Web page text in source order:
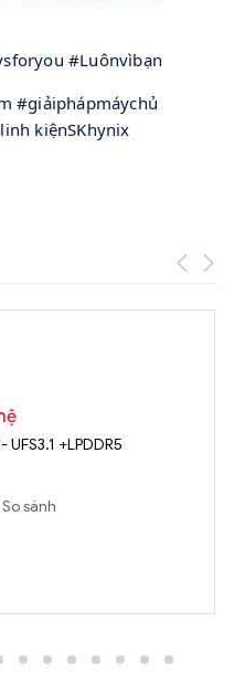
#Luônvìbạn
#giảiphápmáychủ
kiệnSKhynix
UFS3.1 +LPDDR5
sánh